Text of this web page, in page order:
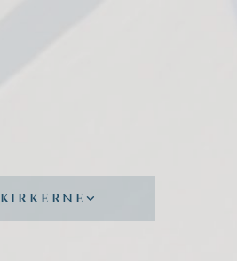
KIRKERNE